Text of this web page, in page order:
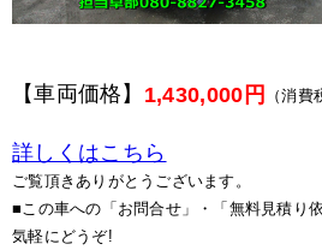
【車両価格】 1,430,000円 （消費
詳しくはこちら
ご覧頂きありがとうございます。
■この車への「お問合せ」・「無料見積り
気軽にどうぞ!